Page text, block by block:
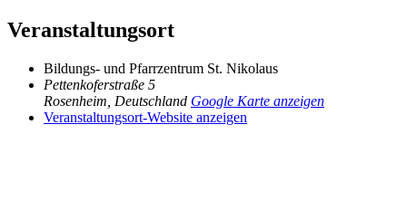
Veranstaltungsort
Bildungs- und Pfarrzentrum St. Nikolaus
Pettenkoferstraße 5
Rosenheim Deutschland Google Karte anzeigen
Veranstaltungsort-Website anzeigen